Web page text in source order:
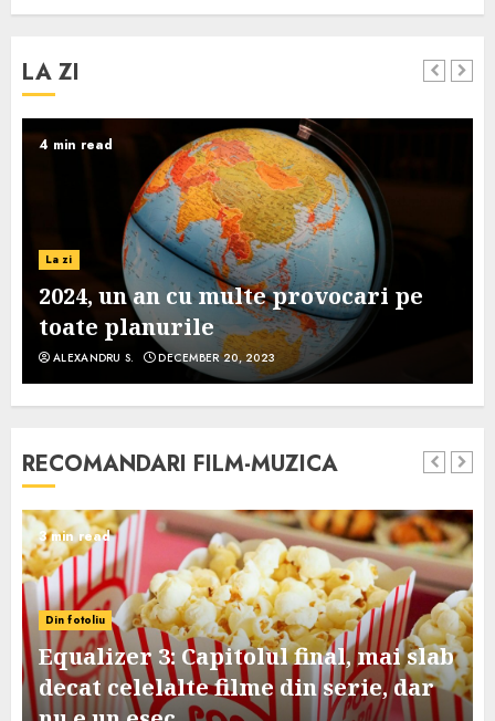
LA ZI
4 min read
La zi
2024, un an cu multe provocari pe
toate planurile
ALEXANDRU S. DECEMBER 20, 2023
RECOMANDARI FILM-MUZICA
3 min read
Din fotoliu
Equalizer 3: Capitolul final, mai slab
decat celelalte filme din serie, dar